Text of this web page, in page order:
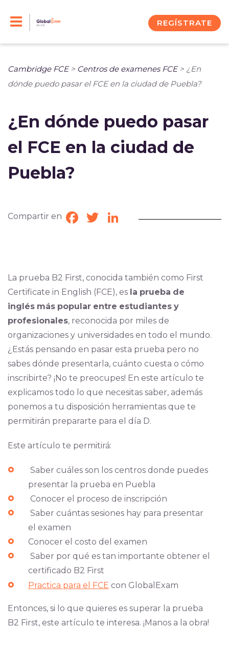
REGÍSTRATE
Cambridge FCE> Centros de examenes FCE> ¿En
dónde puedo pasar el FCE en la ciudad de Puebla?
¿En dónde puedo pasar
el FCE en la ciudad de
Puebla?
Compartir en Facebook
TwitterLinkedIn
La prueba B2 First, conocida también como First
Certificate in English (FCE), es la prueba de
inglés más popular entre estudiantes y
profesionales, reconocida por miles de
organizaciones y universidades en todo el mundo.
¿Estás pensando en pasar esta prueba pero no
sabes dónde presentarla, cuánto cuesta o cómo
inscribirte? ¡No te preocupes! En este artículo te
explicamos todo lo que necesitas saber, además
ponemos a tu disposición herramientas que te
permitirán prepararte para el día D.
Este artículo te permitirá:
Saber cuáles son los centros donde puedes
presentar la prueba en Puebla
Conocer el proceso de inscripción
Saber cuántas sesiones hay para presentar
el examen
Conocer el costo del examen
Saber por qué es tan importante obtener el
certificado B2 First
Practica para el FCE con GlobalExam
Entonces, si lo que quieres es superar la prueba
B2 First, este artículo te interesa. ¡Manos a la obra!